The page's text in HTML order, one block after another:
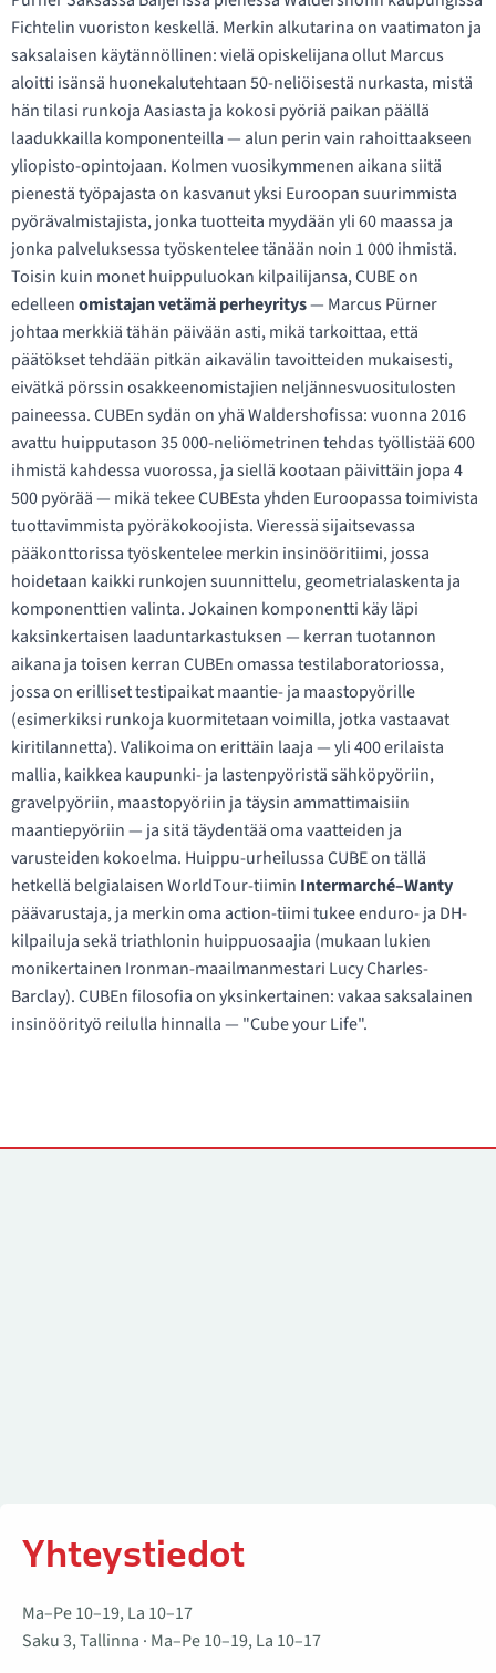
Fichtelin vuoriston keskellä. Merkin alkutarina on vaatimaton ja
saksalaisen käytännöllinen: vielä opiskelijana ollut Marcus
aloitti isänsä huonekalutehtaan 50-neliöisestä nurkasta, mistä
hän tilasi runkoja Aasiasta ja kokosi pyöriä paikan päällä
laadukkailla komponenteilla — alun perin vain rahoittaakseen
yliopisto-opintojaan. Kolmen vuosikymmenen aikana siitä
pienestä työpajasta on kasvanut yksi Euroopan suurimmista
pyörävalmistajista, jonka tuotteita myydään yli 60 maassa ja
jonka palveluksessa työskentelee tänään noin 1 000 ihmistä.
Toisin kuin monet huippuluokan kilpailijansa, CUBE on
edelleenomistajan vetämä perheyritys— Marcus Pürner
johtaa merkkiä tähän päivään asti, mikä tarkoittaa, että
päätökset tehdään pitkän aikavälin tavoitteiden mukaisesti,
eivätkä pörssin osakkeenomistajien neljännesvuositulosten
paineessa. CUBEn sydän on yhä Waldershofissa: vuonna 2016
avattu huipputason 35 000-neliömetrinen tehdas työllistää 600
ihmistä kahdessa vuorossa, ja siellä kootaan päivittäin jopa 4
500 pyörää — mikä tekee CUBEsta yhden Euroopassa toimivista
tuottavimmista pyöräkokoojista. Vieressä sijaitsevassa
pääkonttorissa työskentelee merkin insinööritiimi, jossa
hoidetaan kaikki runkojen suunnittelu, geometrialaskenta ja
komponenttien valinta. Jokainen komponentti käy läpi
kaksinkertaisen laaduntarkastuksen — kerran tuotannon
aikana ja toisen kerran CUBEn omassa testilaboratoriossa,
jossa on erilliset testipaikat maantie- ja maastopyörille
(esimerkiksi runkoja kuormitetaan voimilla, jotka vastaavat
kiritilannetta). Valikoima on erittäin laaja — yli 400 erilaista
mallia, kaikkea kaupunki- ja lastenpyöristä sähköpyöriin,
gravelpyöriin, maastopyöriin ja täysin ammattimaisiin
maantiepyöriin — ja sitä täydentää oma vaatteiden ja
varusteiden kokoelma. Huippu-urheilussa CUBE on tällä
hetkellä belgialaisen WorldTour-tiimin Intermarché–Wanty
päävarustaja, ja merkin oma action-tiimi tukee enduro- ja DH-
kilpailuja sekä triathlonin huippuosaajia (mukaan lukien
monikertainen Ironman-maailmanmestari Lucy Charles-
Barclay). CUBEn filosofia on yksinkertainen: vakaa saksalainen
insinöörityö reilulla hinnalla — "Cube your Life".
Yhteystiedot
Ma–Pe 10–19, La 10–17
Saku 3, Tallinna · Ma–Pe 10–19, La 10–17